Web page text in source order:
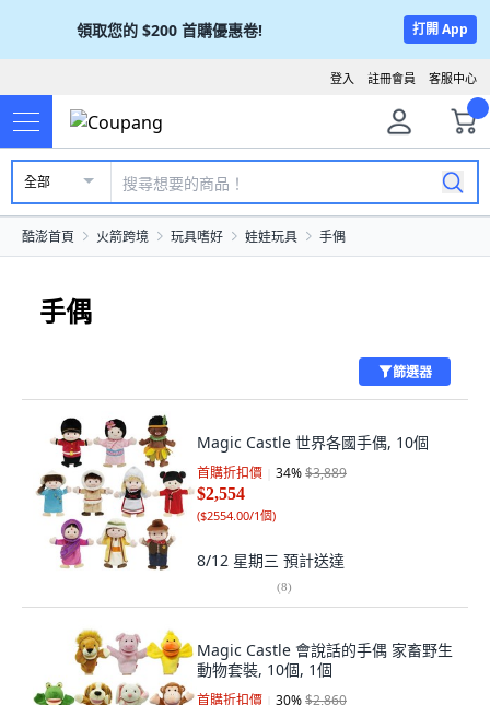
領取您的 $200 首購優惠卷! 打開 App
客服中心
註冊會員
登入
全部
酷澎首頁 火箭跨境 玩具嗜好 娃娃玩具 手偶
手偶
篩選器
Magic Castle 世界各國手偶, 10個
首購折扣價 34%$3,889
$2,554
($2554.00/1個)
8/12 星期三 預計送達
(8)
Magic Castle 會說話的手偶 家畜野生
動物套裝, 10個, 1個
首購折扣價 30%$2,860